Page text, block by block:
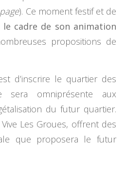
). Ce moment festif et de
cadre de son animation
propositions de
d’inscrire le quartier des
sera omniprésente aux
du futur quartier.
Les Groues, offrent des
que proposera le futur